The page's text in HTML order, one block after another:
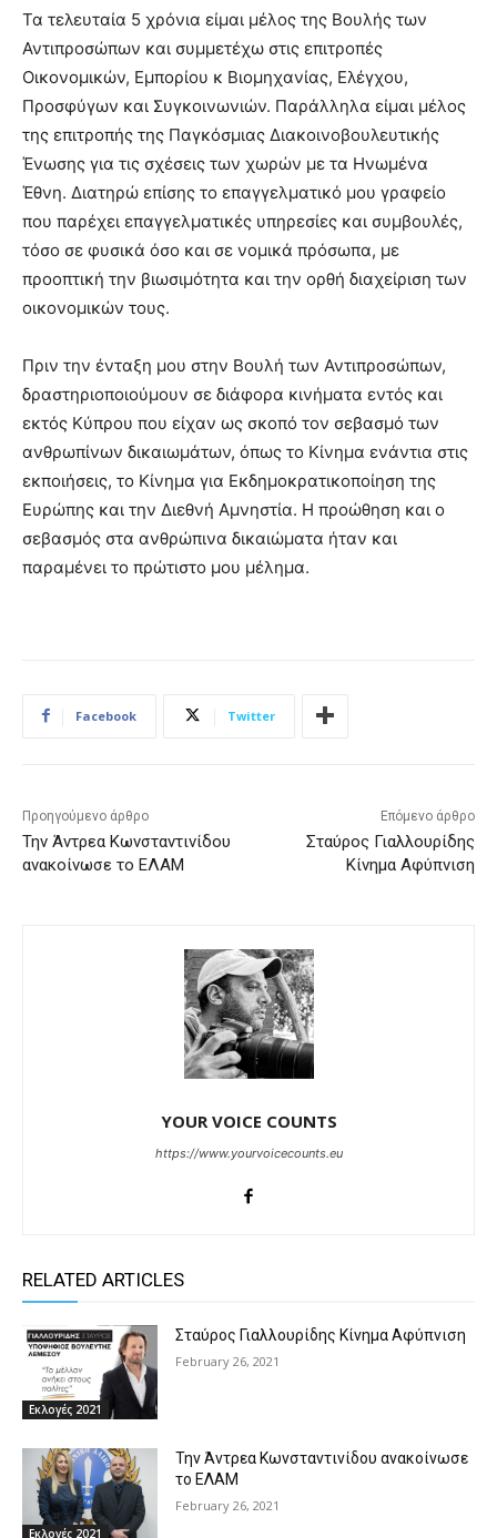
Τα τελευταία 5 χρόνια είμαι μέλος της Βουλής των
Αντιπροσώπων και συμμετέχω στις επιτροπές
Οικονομικών, Εμπορίου κ Βιομηχανίας, Ελέγχου,
Προσφύγων και Συγκοινωνιών. Παράλληλα είμαι μέλος
της επιτροπής της Παγκόσμιας Διακοινοβουλευτικής
Ένωσης για τις σχέσεις των χωρών με τα Ηνωμένα
Έθνη. Διατηρώ επίσης το επαγγελματικό μου γραφείο
που παρέχει επαγγελματικές υπηρεσίες και συμβουλές,
τόσο σε φυσικά όσο και σε νομικά πρόσωπα, με
προοπτική την βιωσιμότητα και την ορθή διαχείριση των
οικονομικών τους.
Πριν την ένταξη μου στην Βουλή των Αντιπροσώπων,
δραστηριοποιούμουν σε διάφορα κινήματα εντός και
εκτός Κύπρου που είχαν ως σκοπό τον σεβασμό των
ανθρωπίνων δικαιωμάτων, όπως το Κίνημα ενάντια στις
εκποιήσεις, το Κίνημα για Εκδημοκρατικοποίηση της
Ευρώπης και την Διεθνή Αμνηστία. Η προώθηση και ο
σεβασμός στα ανθρώπινα δικαιώματα ήταν και
παραμένει το πρώτιστο μου μέλημα.
Facebook Twitter
Προηγούμενο άρθρο
Την Άντρεα Κωνσταντινίδου
ανακοίνωσε το ΕΛΑΜ
Επόμενο άρθρο
Σταύρος Γιαλλουρίδης
Κίνημα Αφύπνιση
YOUR VOICE COUNTS
https://www.yourvoicecounts.eu
RELATED ARTICLES
Εκλογές 2021
Σταύρος Γιαλλουρίδης Κίνημα Αφύπνιση
February 26, 2021
Εκλογές 2021
Την Άντρεα Κωνσταντινίδου ανακοίνωσε
το ΕΛΑΜ
February 26, 2021